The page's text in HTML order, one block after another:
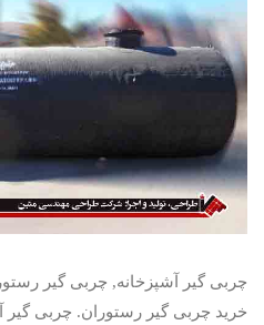
چربی گیر آشپزخانه, چربی گیر
خرید چربی گیر رستوران. چربی گیر